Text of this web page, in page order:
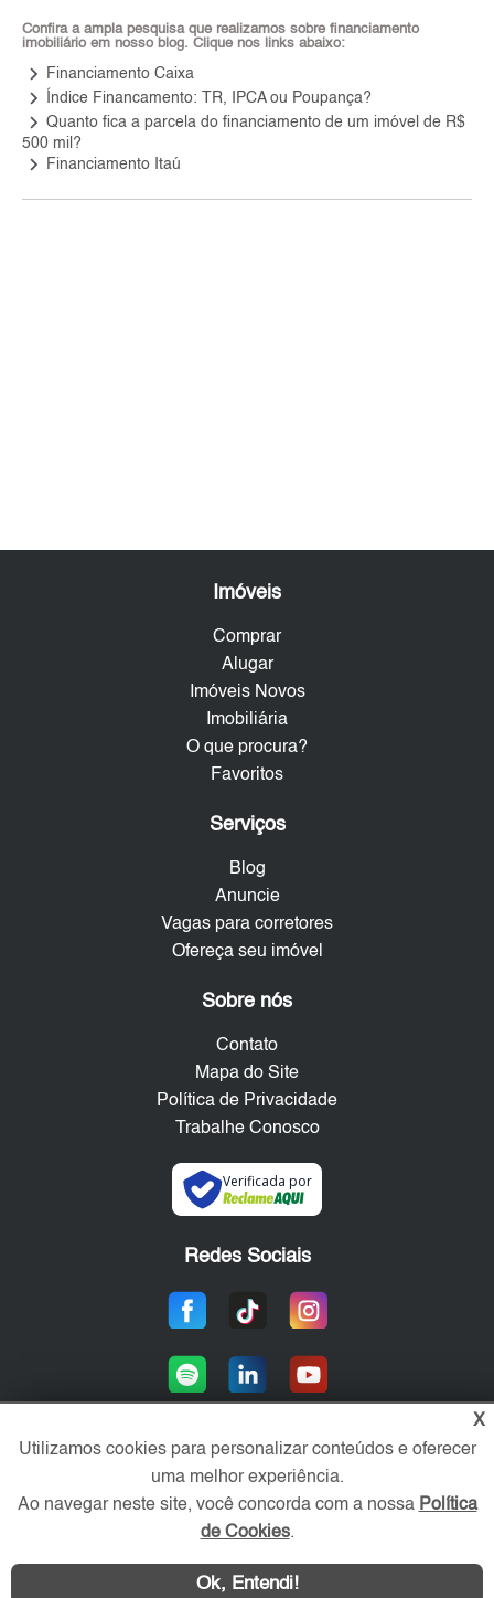
Confira a ampla pesquisa que realizamos sobre financiamento
imobiliário em nosso blog. Clique nos links abaixo:
keyboard_arrow_right Financiamento Caixa
keyboard_arrow_right Índice Financamento: TR, IPCA ou Poupança?
keyboard_arrow_right Quanto fica a parcela do financiamento de um imóvel de R$
500 mil?
keyboard_arrow_right Financiamento Itaú
Imóveis
Comprar
Alugar
Imóveis Novos
Imobiliária
O que procura?
Favoritos
Serviços
Blog
Anuncie
Vagas para corretores
Ofereça seu imóvel
Sobre nós
Contato
Mapa do Site
Política de Privacidade
Trabalhe Conosco
Verificada por
Redes Sociais
Área exclusiva aos anunciantes,
acesse sua conta:
X
Utilizamos cookies para personalizar conteúdos e oferecer
uma melhor experiência.
Ao navegar neste site, você concorda com a nossa Política
de Cookies.
Ok, Entendi!